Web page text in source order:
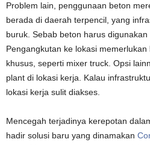
Problem lain, penggunaan beton
berada di daerah terpencil, yang
buruk. Sebab beton harus
Pengangkutan ke lokasi
khusus, seperti mixer truck. Opsi
plant di lokasi kerja. Kalau
lokasi kerja sulit diakses.
Mencegah terjadinya kerepotan
hadir solusi baru yang dinamakan